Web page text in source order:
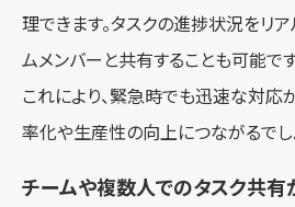
理できます。タスクの進捗状況をリア
ムメンバーと共有することも可能です
これにより、緊急時でも迅速な対応
率化や生産性の向上につながるでし
チームや複数人でのタスク共有